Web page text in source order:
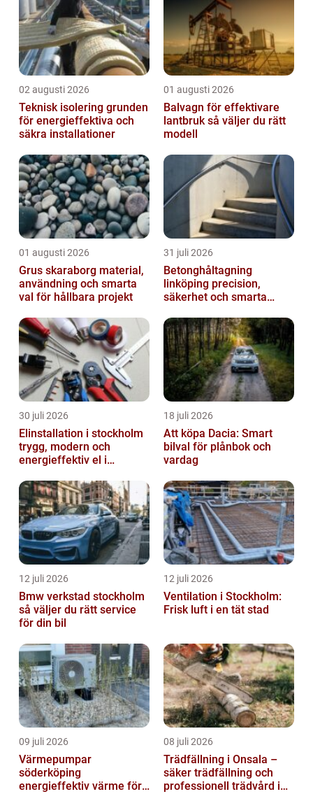
02 augusti 2026
Teknisk isolering grunden
för energieffektiva och
säkra installationer
01 augusti 2026
Balvagn för effektivare
lantbruk så väljer du rätt
modell
01 augusti 2026
Grus skaraborg material,
användning och smarta
val för hållbara projekt
31 juli 2026
Betonghåltagning
linköping precision,
säkerhet och smarta
30 juli 2026
Elinstallation i stockholm
trygg, modern och
energieffektiv el i
18 juli 2026
Att köpa Dacia: Smart
bilval för plånbok och
vardag
12 juli 2026
Bmw verkstad stockholm
så väljer du rätt service
för din bil
12 juli 2026
Ventilation i Stockholm:
Frisk luft i en tät stad
09 juli 2026
Värmepumpar
söderköping
energieffektiv värme för
08 juli 2026
Trädfällning i Onsala –
säker trädfällning och
professionell trädvård i